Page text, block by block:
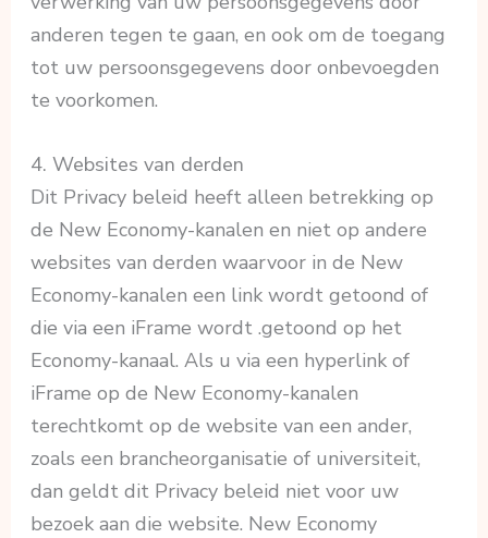
anderen tegen te gaan, en ook om de toegang
tot uw persoonsgegevens door onbevoegden
te voorkomen.
4. Websites van derden
Dit Privacy beleid heeft alleen betrekking op
de New Economy-kanalen en niet op andere
websites van derden waarvoor in de New
Economy-kanalen een link wordt getoond of
die via een iFrame wordt .getoond op het
Economy-kanaal. Als u via een hyperlink of
iFrame op de New Economy-kanalen
terechtkomt op de website van een ander,
zoals een brancheorganisatie of universiteit,
dan geldt dit Privacy beleid niet voor uw
bezoek aan die website. New Economy